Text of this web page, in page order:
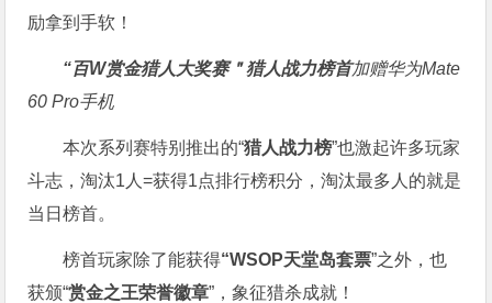
励拿到手软！
“百W赏金猎人大奖赛＂猎人战力榜首加赠华为Mate
60 Pro手机
本次系列赛特别推出的“猎人战力榜”也激起许多玩家
斗志，淘汰1人=获得1点排行榜积分，淘汰最多人的就是
当日榜首。
榜首玩家除了能获得“WSOP天堂岛套票”之外，也
获颁“赏金之王荣誉徽章”，象征猎杀成就！